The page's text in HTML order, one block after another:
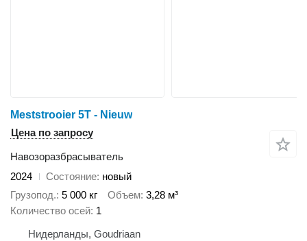
Meststrooier 5T - Nieuw
Цена по запросу
Навозоразбрасыватель
2024
Состояние новый
Грузопод. 5 000 кг Объем 3,28 м³
Количество осей 1
Нидерланды, Goudriaan